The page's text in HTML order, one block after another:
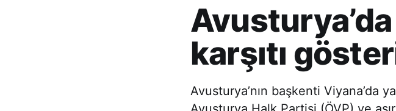
karşıtı
Avusturya’nın başkenti Viyana’da